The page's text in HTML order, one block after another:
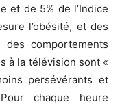
et de 5% de l’Indice
l’obésité, et des
comportements
à la télévision sont «
persévérants et
chaque heure